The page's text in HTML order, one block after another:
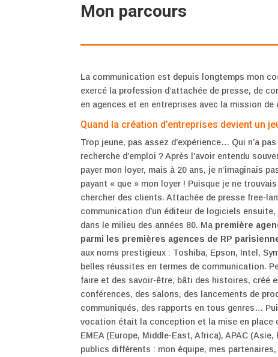
Mon parcours
La communication est depuis longtemps mon
exercé la profession d’attachée de presse, de
en agences et en entreprises avec la mission
Quand la création d’entreprises devient un
Trop jeune, pas assez d’expérience… Qui n’a
recherche d’emploi ? Après l’avoir entendu
payer mon loyer, mais à 20 ans, je n’imaginais
payant « que » mon loyer ! Puisque je ne
chercher des clients. Attachée de presse free-
communication d’un éditeur de logiciels
dans le milieu des années 80. Ma première
parmi les premières agences de RP
aux noms prestigieux : Toshiba, Epson, Intel,
belles réussites en termes de communication.
faire et des savoir-être, bâti des histoires, créé
conférences, des salons, des lancements de
communiqués, des rapports en tous genres…
vocation était la conception et la mise en place
EMEA (Europe, Middle-East, Africa), APAC
publics différents : mon équipe, mes